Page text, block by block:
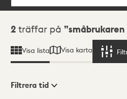
Sökresultat
2 träffar på småbrukaren
Visa lista Visa karta
Filtrera tid